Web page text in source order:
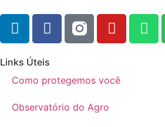
Links Úteis
Como protegemos você
Observatório do Agro